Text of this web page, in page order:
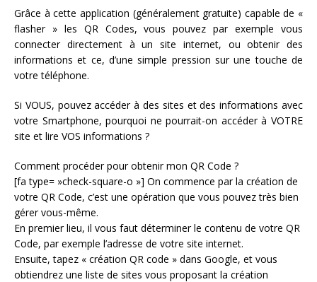
Grâce à cette application (généralement gratuite) capable de «
flasher » les QR Codes, vous pouvez par exemple vous
connecter directement à un site internet, ou obtenir des
informations et ce, d’une simple pression sur une touche de
votre téléphone.
Si VOUS, pouvez accéder à des sites et des informations avec
votre Smartphone, pourquoi ne pourrait-on accéder à VOTRE
site et lire VOS informations ?
Comment procéder pour obtenir mon QR Code ?
[fa type= »check-square-o »] On commence par la création de
votre QR Code, c’est une opération que vous pouvez très bien
gérer vous-même.
En premier lieu, il vous faut déterminer le contenu de votre QR
Code, par exemple l’adresse de votre site internet.
Ensuite, tapez « création QR code » dans Google, et vous
obtiendrez une liste de sites vous proposant la création